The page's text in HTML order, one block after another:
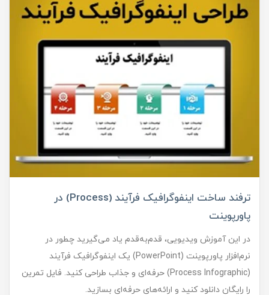
ترفند ساخت اینفوگرافیک فرآیند (Process) در
پاورپوینت
در این آموزش ویدیویی، قدم‌به‌قدم یاد می‌گیرید چطور در
نرم‌افزار پاورپوینت (PowerPoint) یک اینفوگرافیک فرآیند
(Process Infographic) حرفه‌ای و جذاب طراحی کنید. فایل تمرین
را رایگان دانلود کنید و ارائه‌های حرفه‌ای بسازید.